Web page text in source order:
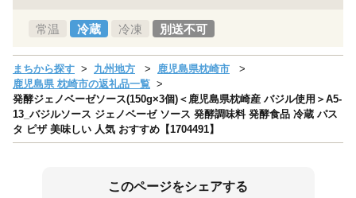
常温 冷蔵 冷凍 別送不可
まちから探す 九州地方
鹿児島県枕崎市
鹿児島県 枕崎市の返礼品一覧
発酵ジェノベーゼソース(150g×3個)＜鹿児島県枕崎産 バジル使用＞A5-
13_バジルソース ジェノベーゼ ソース 発酵調味料 発酵食品 冷蔵 パス
タ ピザ 美味しい 人気 おすすめ【1704491】
このページをシェアする